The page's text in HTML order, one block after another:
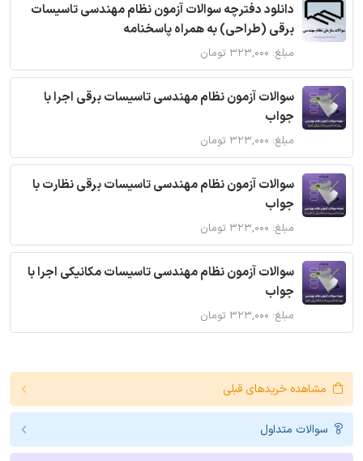
دانلود دفترچه سوالات آزمون نظام مهندسی تاسیسات
برقی (طراحی) به همراه پاسخنامه
مبلغ: ۳۲۳,۰۰۰ تومان
سوالات آزمون نظام مهندسی تاسیسات برقی اجرا با
جواب
مبلغ: ۳۲۳,۰۰۰ تومان
سوالات آزمون نظام مهندسی تاسیسات برقی نظارت با
جواب
مبلغ: ۳۲۳,۰۰۰ تومان
سوالات آزمون نظام مهندسی تاسیسات مکانیکی اجرا با
جواب
مبلغ: ۳۲۳,۰۰۰ تومان
مشاهده خریدهای قبلی
سوالات متداول